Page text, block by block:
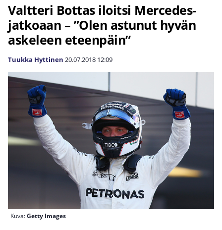
Valtteri Bottas iloitsi Mercedes-
jatkoaan – ”Olen astunut hyvän
askeleen eteenpäin”
Tuukka Hyttinen 20.07.2018 12:09
Kuva:Getty Images